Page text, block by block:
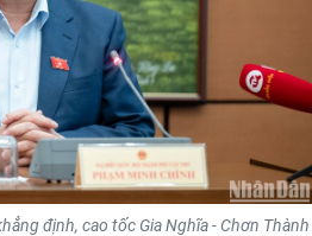
TINđịnh, cao tốc Gia Nghĩa - Chơn Thành